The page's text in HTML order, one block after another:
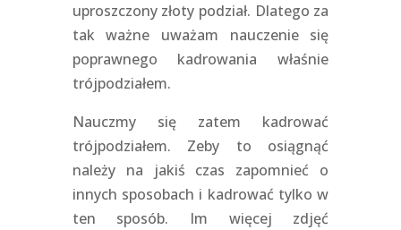
uproszczony złoty podział. Dlatego za
tak ważne uważam nauczenie się
poprawnego kadrowania właśnie
trójpodziałem.
Nauczmy się zatem kadrować
trójpodziałem. Zeby to osiągnąć
należy na jakiś czas zapomnieć o
innych sposobach i kadrować tylko w
ten sposób. Im więcej zdjęć